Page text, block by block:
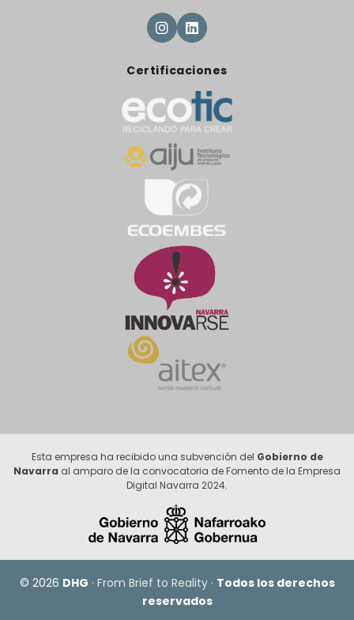
Certificaciones
Esta empresa ha recibido una subvención del Gobierno de
Navarra al amparo de la convocatoria de Fomento de la Empresa
Digital Navarra 2024.
© 2026 DHG · From Brief to Reality· Todos los derechos
reservados